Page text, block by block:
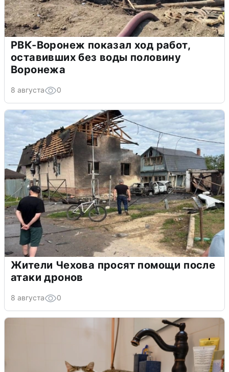
РВК-Воронеж показал ход работ,
оставивших без воды половину
Воронежа
8 августа 0
Жители Чехова просят помощи после
атаки дронов
8 августа 0